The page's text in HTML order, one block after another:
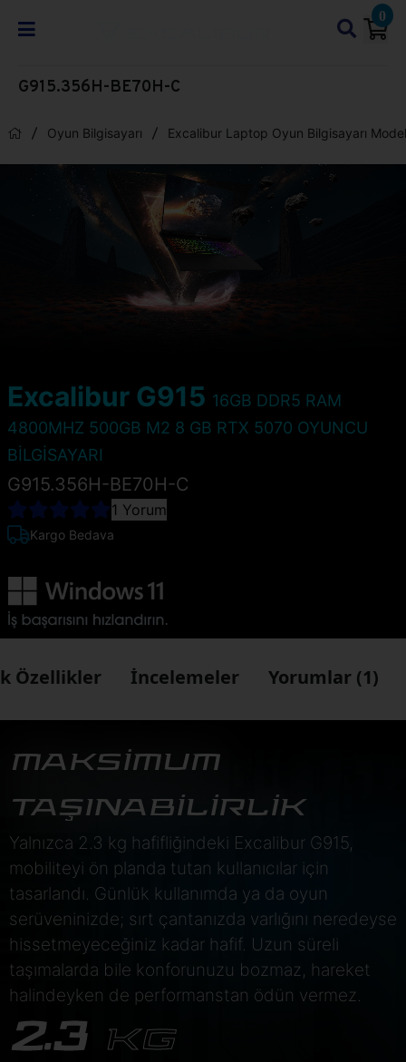
0
G915.356H-BE70H-C
Oyun Bilgisayarı Excalibur Laptop Oyun Bilgisayarı
Excalibur G915 16GB DDR5 RAM
4800MHZ 500GB M2 8 GB RTX 5070 OYUNCU
BİLGİSAYARI
G915.356H-BE70H-C
1 Yorum
Kargo Bedava
Özellikler İncelemeler Yorumlar (1)
MAKSİMUM
TAŞINABİLİRLİK
Yalnızca 2.3 kg hafifliğindeki Excalibur G915,
mobiliteyi ön planda tutan kullanıcılar için
tasarlandı. Günlük kullanımda ya da oyun
serüveninizde; sırt çantanızda varlığını neredeyse
hissetmeyeceğiniz kadar hafif. Uzun süreli
taşımalarda bile konforunuzu bozmaz, hareket
halindeyken de performanstan ödün vermez.
2.3 KG